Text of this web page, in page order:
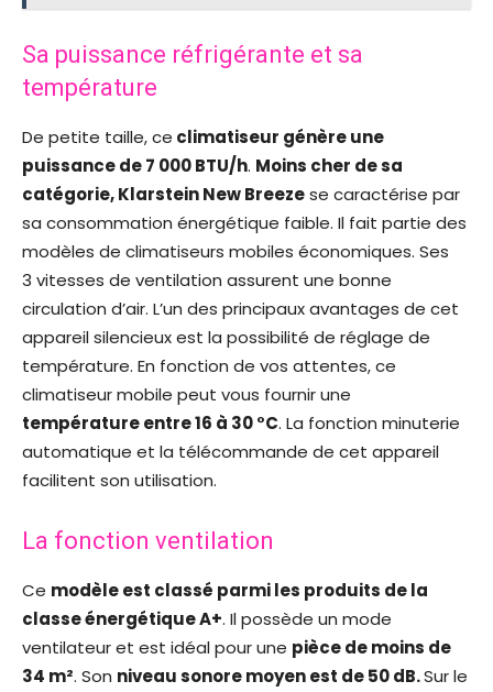
Sa puissance réfrigérante et sa
température
De petite taille, ce climatiseur génère une
puissance de 7 000 BTU/h. Moins cher de sa
catégorie, Klarstein New Breezese caractérise par
sa consommation énergétique faible. Il fait partie des
modèles de climatiseurs mobiles économiques. Ses
3 vitesses de ventilation assurent une bonne
circulation d’air. L’un des principaux avantages de cet
appareil silencieux est la possibilité de réglage de
température. En fonction de vos attentes, ce
climatiseur mobile peut vous fournir une
température entre 16 à 30 °C. La fonction minuterie
automatique et la télécommande de cet appareil
facilitent son utilisation.
La fonction ventilation
Ce modèle est classé parmi les produits de la
classe énergétique A+. Il possède un mode
ventilateur et est idéal pour une pièce de moins de
34 m². Son niveau sonore moyen est de 50 dB.Sur le